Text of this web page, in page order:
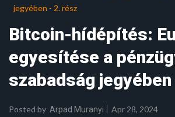
jegyében - 2. rész
Bitcoin-hídépítés:
egyesítése a
szabadság
Posted by Arpad Muranyi Apr 28, 2024